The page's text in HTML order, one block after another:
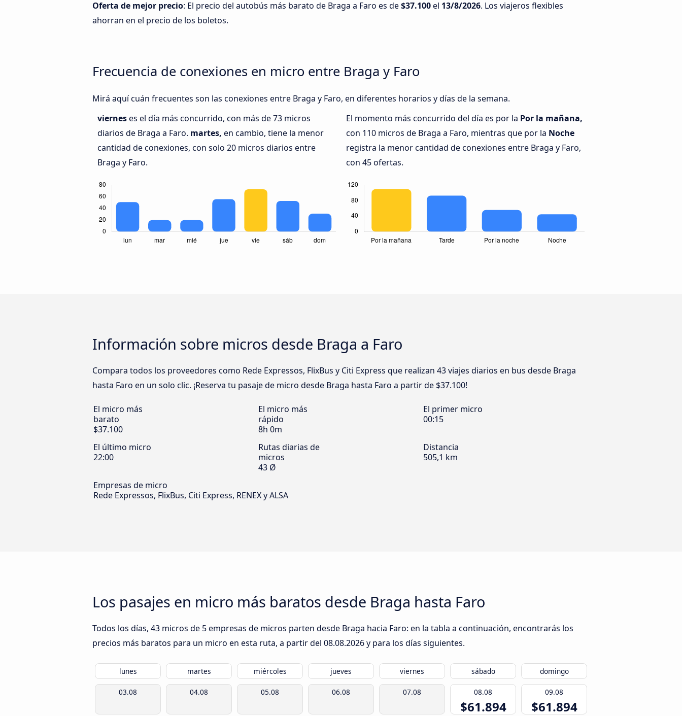
Oferta de mejor precio: El precio del autobús más barato de Braga a Faro es de$37.100el 13/8/2026. Los viajeros flexibles
ahorran en el precio de los boletos.
Frecuencia de conexiones en micro entre Braga y Faro
Mirá aquí cuán frecuentes son las conexiones entre Braga y Faro, en diferentes horarios y días de la semana.
vierneses el día más concurrido, con más de 73 micros
diarios de Braga a Faro. martes, en cambio, tiene la menor
cantidad de conexiones, con solo 20 micros diarios entre
Braga y Faro.
El momento más concurrido del día es por la Por la mañana,
con 110 micros de Braga a Faro, mientras que por la Noche
registra la menor cantidad de conexiones entre Braga y Faro,
con 45 ofertas.
Información sobre micros desde Braga a Faro
Compara todos los proveedores como Rede Expressos, FlixBus y Citi Express que realizan 43 viajes diarios en bus desde Braga
hasta Faro en un solo clic. ¡Reserva tu pasaje de micro desde Braga hasta Faro a partir de $37.100!
El micro más
barato
$37.100
El micro más
rápido
8h 0m
El primer micro
00:15
El último micro
22:00
Rutas diarias de
micros
43 Ø
Distancia
505,1 km
Empresas de micro
Rede Expressos, FlixBus, Citi Express, RENEX y ALSA
Los pasajes en micro más baratos desde Braga hasta Faro
Todos los días, 43 micros de 5 empresas de micros parten desde Braga hacia Faro: en la tabla a continuación, encontrarás los
precios más baratos para un micro en esta ruta, a partir del 08.08.2026y para los días siguientes.
lunes martes miércoles jueves viernes sábado domingo
03.08 04.08 05.08 06.08 07.08 08.08
$61.894
09.08
$61.894